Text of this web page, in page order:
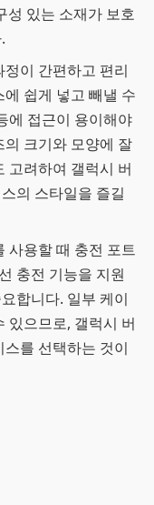
있는 소재가 보호
이 간편하고 편리
쉽게 넣고 빼낼 수
에 접근이 용이해야
크기와 모양에 잘
고려하여 갤럭시 버
의 스타일을 즐길
사용할 때 충전 포트
충전 기능을 지원
합니다. 일부 케이
있으므로, 갤럭시 버
를 선택하는 것이